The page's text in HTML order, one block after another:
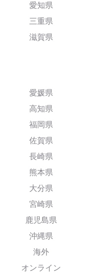
愛知県
三重県
滋賀県
愛媛県
高知県
福岡県
佐賀県
長崎県
熊本県
大分県
宮崎県
鹿児島県
沖縄県
海外
オンライン